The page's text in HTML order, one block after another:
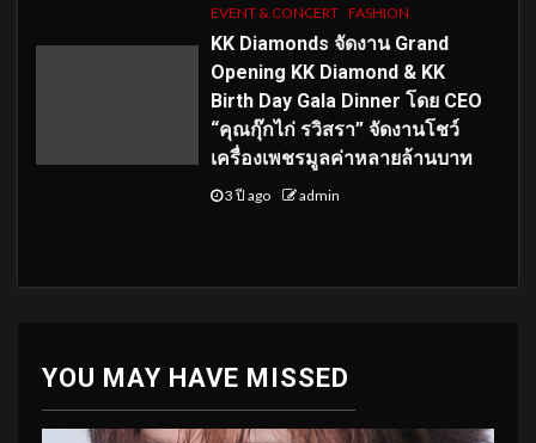
EVENT & CONCERT FASHION
KK Diamonds จัดงาน Grand
Opening KK Diamond & KK
Birth Day Gala Dinner โดย CEO
“คุณกุ๊กไก่ รวิสรา” จัดงานโชว์
เครื่องเพชรมูลค่าหลายล้านบาท
3 ปี ago admin
YOU MAY HAVE MISSED